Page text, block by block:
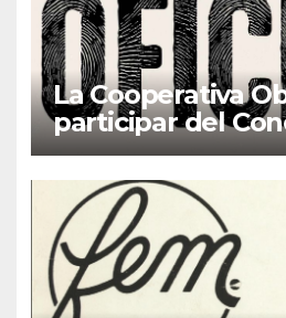
La Cooperativa
participar del
Fotográfico